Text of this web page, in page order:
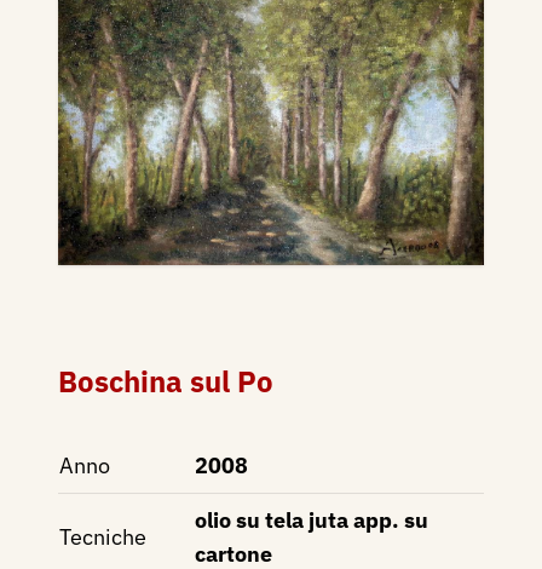
Boschina sul Po
Anno 2008
Tecniche
olio su tela juta app. su
cartone